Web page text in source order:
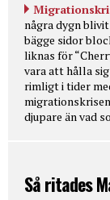
några dygn
bägge sidor
liknas för
vara att hålla
rimligt i tider
djupare än vad
Så ritades